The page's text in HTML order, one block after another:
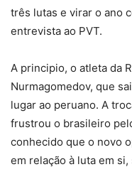
três lutas e virar o ano
entrevista ao PVT.
A principio, o atleta da
Nurmagomedov, que
lugar ao peruano. A
frustrou o brasileiro
conhecido que o novo
em relação à luta em